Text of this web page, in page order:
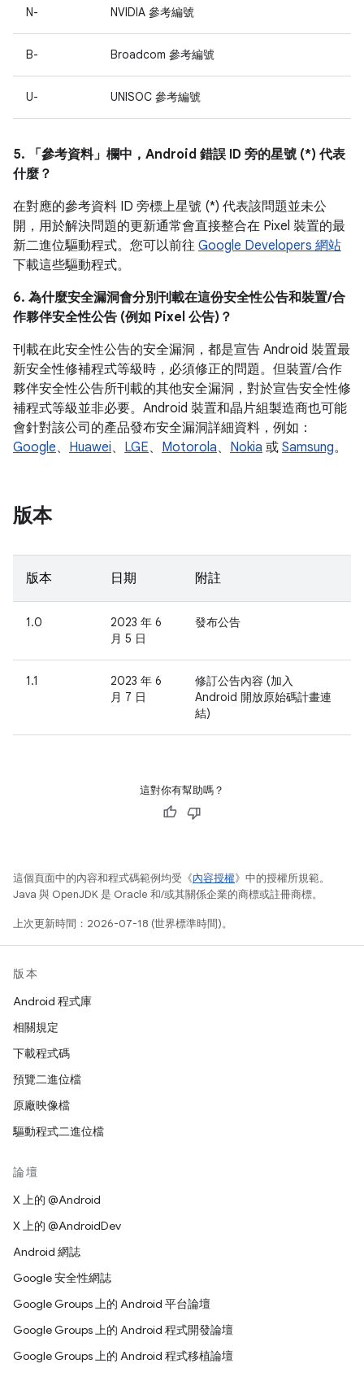
N- NVIDIA 參考編號
B- Broadcom 參考編號
U- UNISOC 參考編號
5. 「參考資料」 欄中，Android 錯誤 ID 旁的星號 (*) 代表
什麼？
在對應的參考資料 ID 旁標上星號 (*) 代表該問題並未公
開，用於解決問題的更新通常會直接整合在 Pixel 裝置的最
新二進位驅動程式。您可以前往 Google Developers 網站
下載這些驅動程式。
6. 為什麼安全漏洞會分別刊載在這份安全性公告和裝置/合
作夥伴安全性公告 (例如 Pixel 公告)？
刊載在此安全性公告的安全漏洞，都是宣告 Android 裝置最
新安全性修補程式等級時，必須修正的問題。但裝置/合作
夥伴安全性公告所刊載的其他安全漏洞，對於宣告安全性修
補程式等級並非必要。Android 裝置和晶片組製造商也可能
會針對該公司的產品發布安全漏洞詳細資料，例如：
Google、 Huawei、 LGE、 Motorola、 Nokia 或 Samsung。
版本
版本 日期 附註
1.0
2023 年 6
月 5 日
發布公告
1.1
2023 年 6
月 7 日
修訂公告內容 (加入
Android 開放原始碼計畫連
結)
這對你有幫助嗎？
這個頁面中的內容和程式碼範例均受《內容授權》中的授權所規範。
Java 與 OpenJDK 是 Oracle 和/或其關係企業的商標或註冊商標。
上次更新時間：2026-07-18 (世界標準時間)。
版本
Android 程式庫
相關規定
下載程式碼
預覽二進位檔
原廠映像檔
驅動程式二進位檔
論壇
X 上的 @Android
X 上的 @AndroidDev
Android 網誌
Google 安全性網誌
Google Groups 上的 Android 平台論壇
Google Groups 上的 Android 程式開發論壇
Google Groups 上的 Android 程式移植論壇